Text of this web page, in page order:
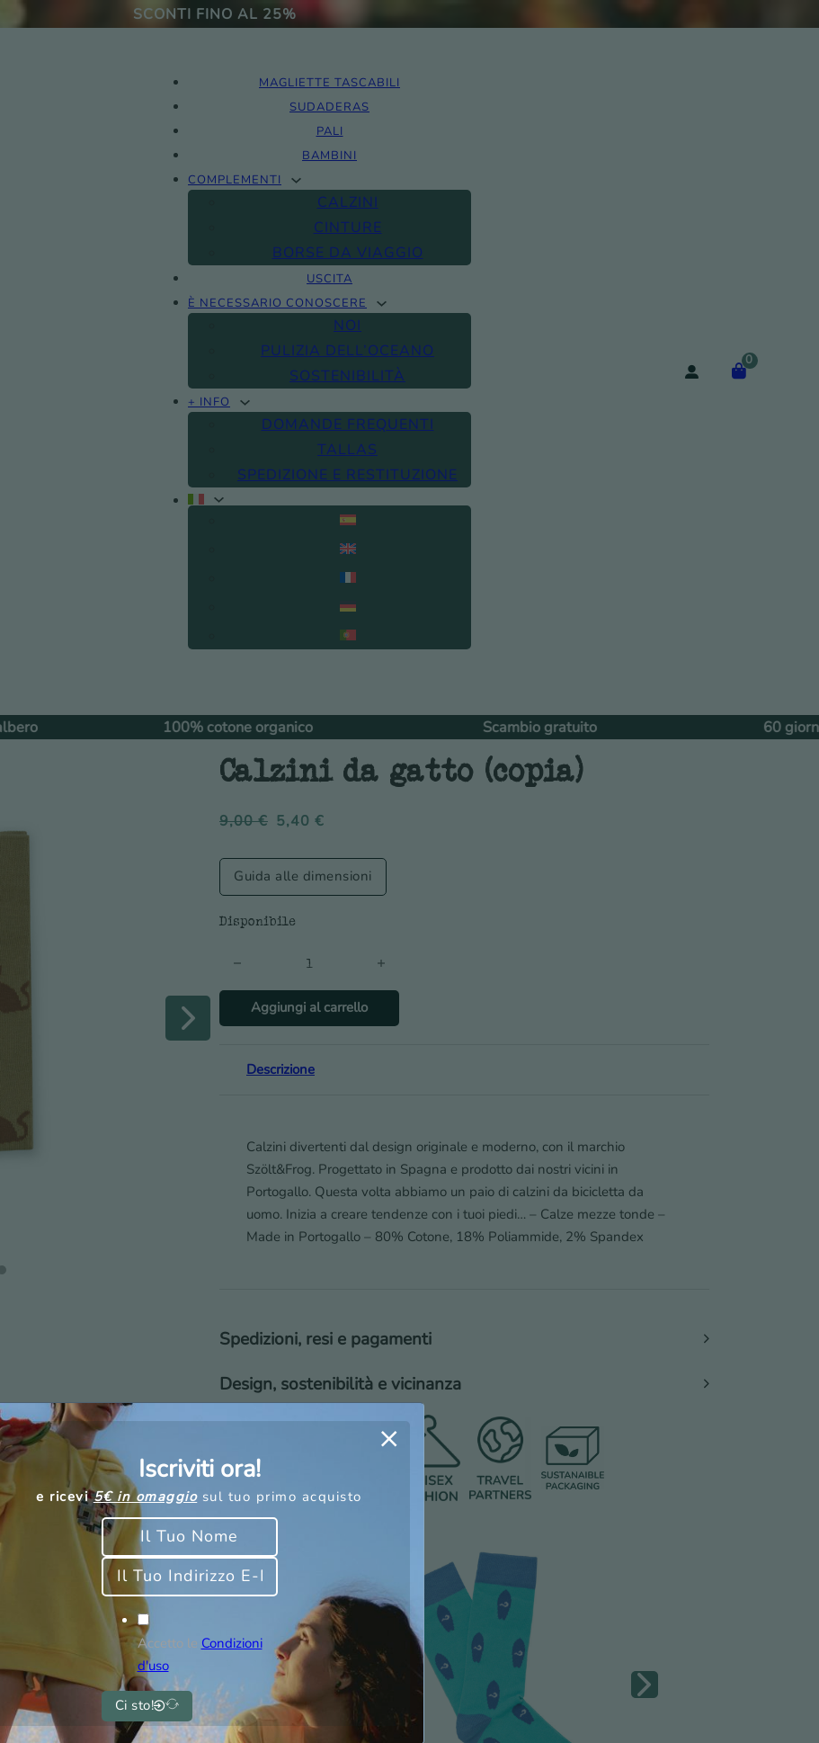
SCONTI FINO AL 25%
MAGLIETTE TASCABILI
SUDADERAS
PALI
BAMBINI
COMPLEMENTI
CALZINI
CINTURE
BORSE DA VIAGGIO
USCITA
È NECESSARIO CONOSCERE
NOI
PULIZIA DELL’OCEANO
SOSTENIBILITÀ
+ INFO
DOMANDE FREQUENTI
TALLAS
SPEDIZIONE E RESTITUZIONE
0
100% cotone organico Scambio gratuito 60 giorni di
Calzini da gatto (copia)
9,00€ 5,40 €
Guida alle dimensioni
Disponibile
Calzini da gatto (copia) quantità
Aggiungi al carrello
Descrizione
Calzini divertenti dal design originale e moderno, con il marchio
Szölt&Frog. Progettato in Spagna e prodotto dai nostri vicini in
Portogallo. Questa volta abbiamo un paio di calzini da bicicletta da
uomo. Inizia a creare tendenze con i tuoi piedi… – Calze mezze tonde –
Made in Portogallo – 80% Cotone, 18% Poliammide, 2% Spandex
Spedizioni, resi e pagamenti
Design, sostenibilità e vicinanza
Iscriviti ora!
e ricevi5€ in omaggiosul tuo primo acquisto
Accetto le Condizioni
d'uso
Ci sto!